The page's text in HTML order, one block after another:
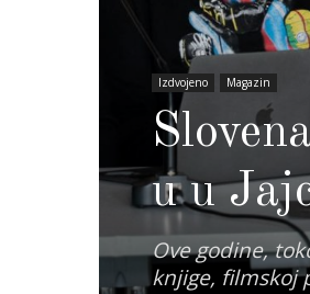
Izdvojeno Magazin
u u
Ove godine,
knjige, filmskoj